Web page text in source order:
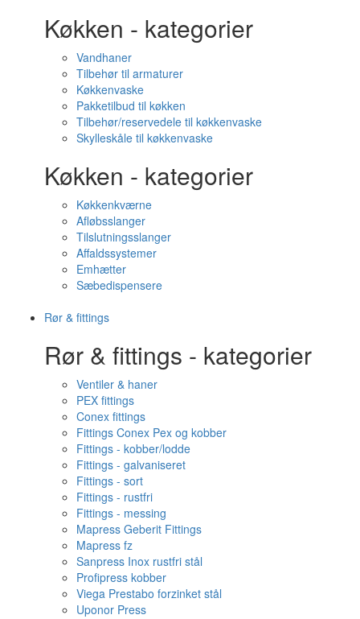
Køkken - kategorier
Vandhaner
Tilbehør til armaturer
Køkkenvaske
Pakketilbud til køkken
Tilbehør/reservedele til køkkenvaske
Skylleskåle til køkkenvaske
Køkken - kategorier
Køkkenkværne
Afløbsslanger
Tilslutningsslanger
Affaldssystemer
Emhætter
Sæbedispensere
Rør & fittings
Rør & fittings - kategorier
Ventiler & haner
PEX fittings
Conex fittings
Fittings Conex Pex og kobber
Fittings - kobber/lodde
Fittings - galvaniseret
Fittings - sort
Fittings - rustfri
Fittings - messing
Mapress Geberit Fittings
Mapress fz
Sanpress Inox rustfri stål
Profipress kobber
Viega Prestabo forzinket stål
Uponor Press